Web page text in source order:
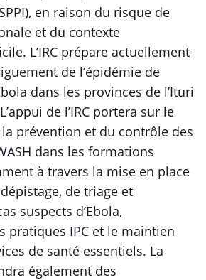
en raison du risque de
et du contexte
L’IRC prépare actuellement
de l’épidémie de
dans les provinces de l’Ituri
de l’IRC portera sur le
prévention et du contrôle des
dans les formations
à travers la mise en place
de triage et
suspects d’Ebola,
pratiques IPC et le maintien
de santé essentiels. La
également des